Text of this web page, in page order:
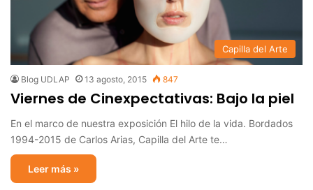
Capilla del Arte
Blog UDLAP 13 agosto, 2015 847
Viernes de Cinexpectativas: Bajo la piel
En el marco de nuestra exposición El hilo de la vida. Bordados
1994-2015 de Carlos Arias, Capilla del Arte te…
Leer más »